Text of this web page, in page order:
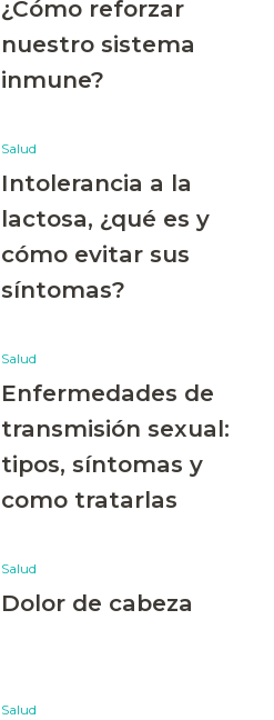
¿Cómo reforzar
nuestro sistema
inmune?
Salud
Intolerancia a la
lactosa, ¿qué es y
cómo evitar sus
síntomas?
Salud
Enfermedades de
transmisión sexual:
tipos, síntomas y
como tratarlas
Salud
Dolor de cabeza
Salud